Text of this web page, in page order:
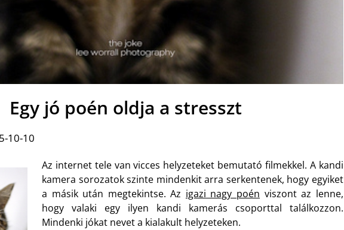
Egy jó poén oldja a stresszt
10-10
Az internet tele van vicces helyzeteket bemutató filmekkel. A kandi
kamera sorozatok szinte mindenkit arra serkentenek, hogy egyiket
a másik után megtekintse. Az igazi nagy poén viszont az lenne,
hogy valaki egy ilyen kandi kamerás csoporttal találkozzon.
Mindenki jókat nevet a kialakult helyzeteken.